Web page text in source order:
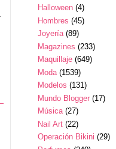
Halloween (4)
Hombres (45)
Joyería (89)
Magazines (233)
Maquillaje (649)
Moda (1539)
Modelos (131)
Mundo Blogger (17)
Música (27)
Nail Art (22)
Operación Bikini (29)